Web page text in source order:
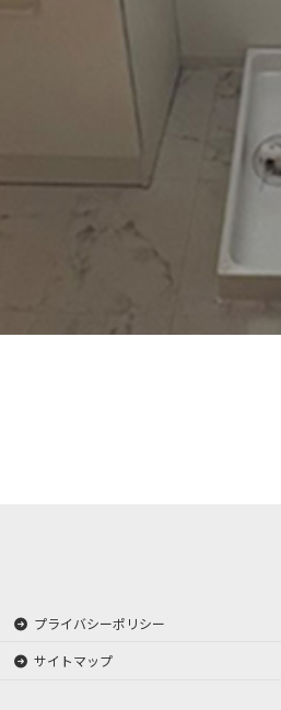
プライバシーポリシー
サイトマップ